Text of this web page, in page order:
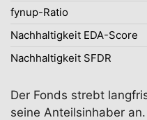
fynup-Ratio
Nachhaltigkeit EDA-Score
Nachhaltigkeit SFDR
Der Fonds strebt
seine Anteilsinhaber an.